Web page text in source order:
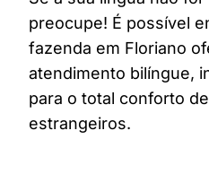
preocupe! É possível
fazenda em Floriano
atendimento bilíngue,
para o total conforto
estrangeiros.